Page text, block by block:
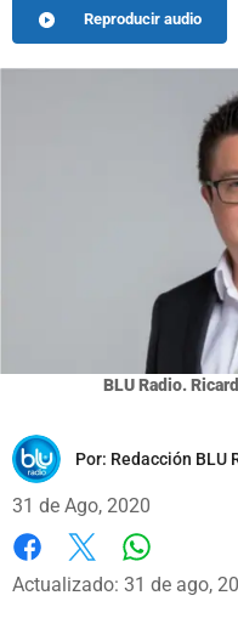
Reproducir audio
BLU Radio.
Por: Redacción BLU
31 de Ago, 2020
Facebook
X
Actualizado: 31 de ago,